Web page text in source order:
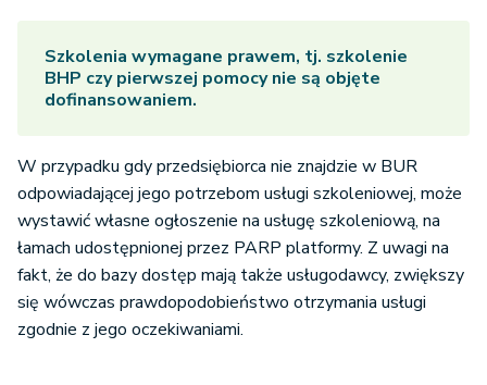
Szkolenia wymagane prawem, tj. szkolenie
BHP czy pierwszej pomocy nie są objęte
dofinansowaniem.
W przypadku gdy przedsiębiorca nie znajdzie w BUR
odpowiadającej jego potrzebom usługi szkoleniowej, może
wystawić własne ogłoszenie na usługę szkoleniową, na
łamach udostępnionej przez PARP platformy. Z uwagi na
fakt, że do bazy dostęp mają także usługodawcy, zwiększy
się wówczas prawdopodobieństwo otrzymania usługi
zgodnie z jego oczekiwaniami.